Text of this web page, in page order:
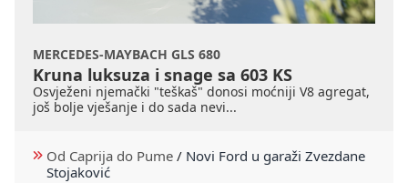
MERCEDES-MAYBACH GLS 680
Kruna luksuza i snage sa 603 KS
Osvježeni njemački "teškaš" donosi moćniji V8 agregat,
još bolje vješanje i do sada nevi...
Od Caprija do Pume / Novi Ford u garaži Zvezdane
Stojaković